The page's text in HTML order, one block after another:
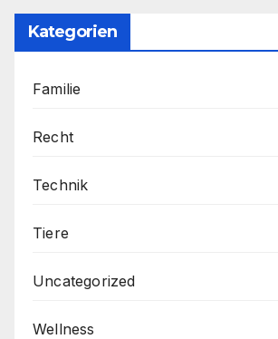
Kategorien
Familie
Recht
Technik
Tiere
Uncategorized
Wellness